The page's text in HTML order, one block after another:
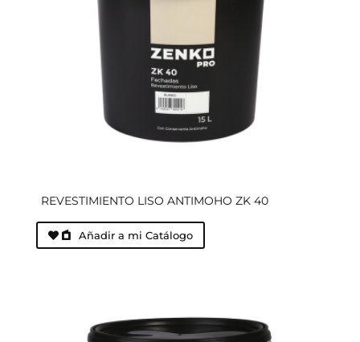
REVESTIMIENTO LISO ANTIMOHO ZK 40
Añadir a mi Catálogo